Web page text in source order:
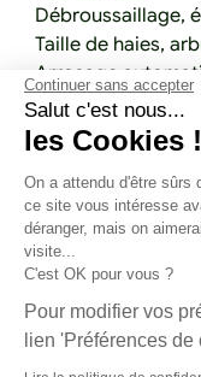
Continuer sans accepter
Salut c'est nous...
les Cookies !
On a attendu d'être sûrs
ce site vous intéresse
déranger, mais on
visite...
C'est OK pour vous ?
Pour modifier vos
lien 'Préférences
Débroussaillage,
Taille de haies,
Arrosage
Terrassement,
Plantation
Ramassage de
maladies
Engazonnement
Entretien
Entretien et tonte
Nos réalisations